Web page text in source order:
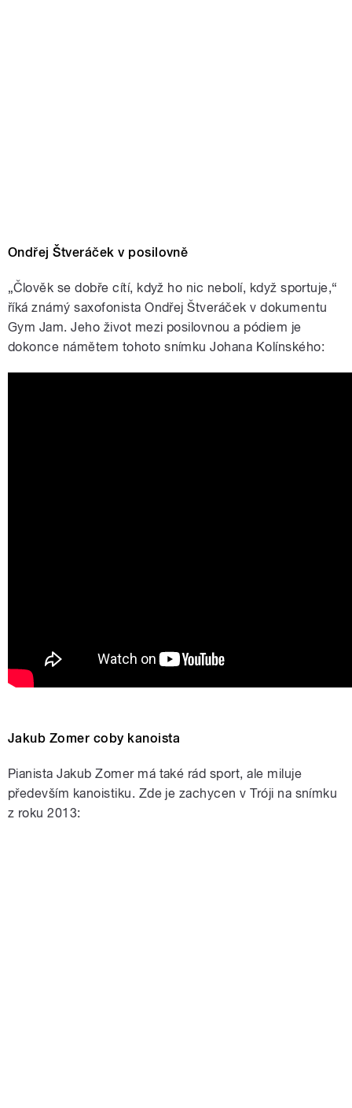
Ondřej Štveráček v posilovně
„Člověk se dobře cítí, když ho nic nebolí, když sportuje,“
říká známý saxofonista Ondřej Štveráček v dokumentu
Gym Jam. Jeho život mezi posilovnou a pódiem je
dokonce námětem tohoto snímku Johana Kolínského:
Jakub Zomer coby kanoista
Pianista Jakub Zomer má také rád sport, ale miluje
především kanoistiku. Zde je zachycen v Tróji na snímku
z roku 2013: